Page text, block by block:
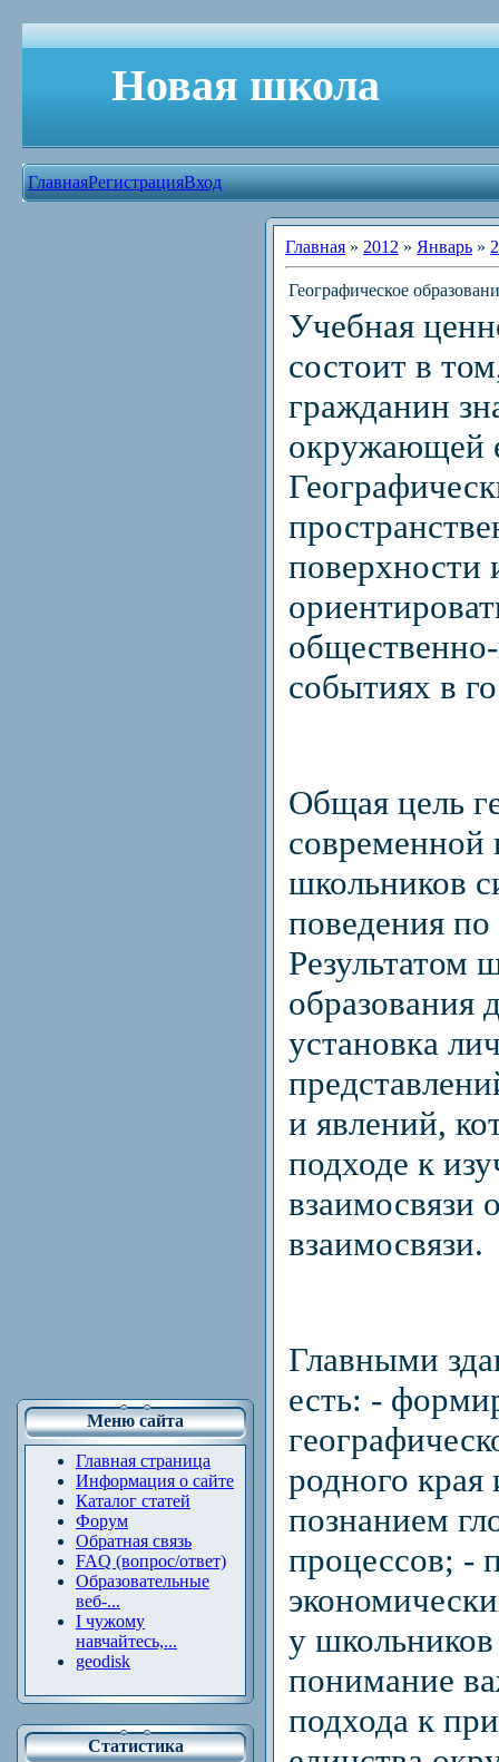
Новая школа
ГлавнаяРегистрацияВход
Меню сайта
Главная страница
Информация о сайте
Каталог статей
Форум
Обратная связь
FAQ (вопрос/ответ)
Образовательные
веб-...
І чужому
навчайтесь,...
geodisk
Статистика
Главная » 2012 » Январь »
Географическое
Учебная
состоит в
гражданин
окружающей
поверхности
событиях в
Общая цель
современной
школьников
поведения
Результатом
образования
установка
и явлений,
подходе к
взаимосвязи
взаимосвязи.
Главными
есть: -
родного края
познанием
процессов; -
у
понимание
подхода к